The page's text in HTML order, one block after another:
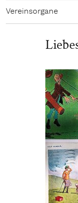
Vereinsorgane